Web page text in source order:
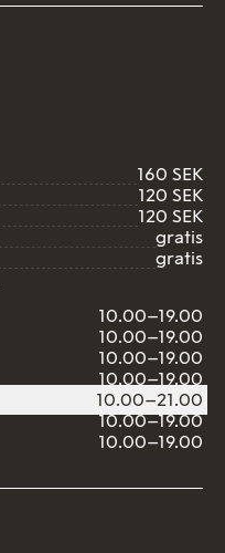
160 SEK
120 SEK
120 SEK
gratis
gratis
10.00–19.00
10.00–19.00
10.00–19.00
10.00–19.00
10.00–21.00
10.00–19.00
10.00–19.00